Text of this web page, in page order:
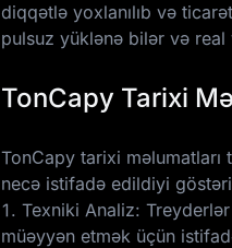
diqqətlə yoxlanılıb və
pulsuz yüklənə bilər və
TonCapy Tarixi
TonCapy tarixi məlumatları
necə istifadə edildiyi
1. Texniki Analiz:
müəyyən etmək üçün